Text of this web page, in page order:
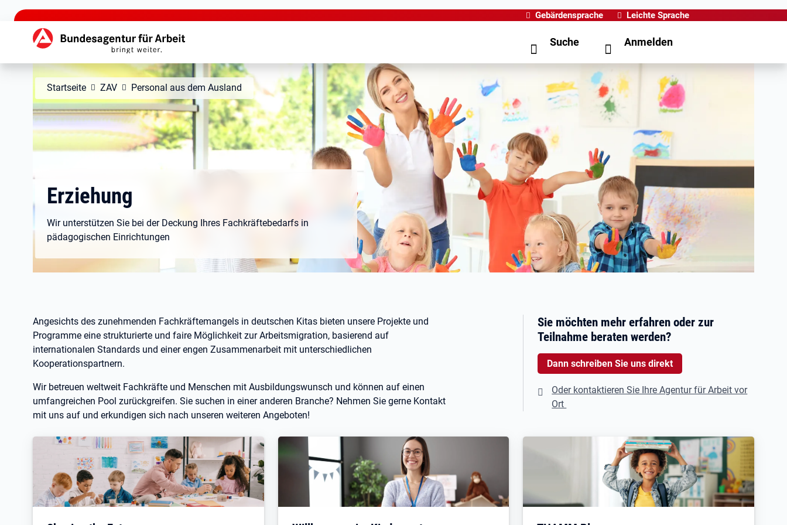
zu den Hauptinhalten springen
Gebärdensprache Leichte Sprache
Hauptnavigation Suche Anmelden
Startseite ZAV Personal aus dem Ausland
Erziehung
Wir unterstützen Sie bei der Deckung Ihres Fachkräftebedarfs in
pädagogischen Einrichtungen
Angesichts des zunehmenden Fachkräftemangels in deutschen Kitas bieten unsere Projekte und
Programme eine strukturierte und faire Möglichkeit zur Arbeitsmigration, basierend auf
internationalen Standards und einer engen Zusammenarbeit mit unterschiedlichen
Kooperationspartnern.
Wir betreuen weltweit Fachkräfte und Menschen mit Ausbildungswunsch und können auf einen
umfangreichen Pool zurückgreifen. Sie suchen in einer anderen Branche? Nehmen Sie gerne Kontakt
mit uns auf und erkundigen sich nach unseren weiteren Angeboten!
Sie möchten mehr erfahren oder zur
Teilnahme beraten werden?
Dann schreiben Sie uns direkt
Oder kontaktieren Sie Ihre Agentur für Arbeit vor
Ort